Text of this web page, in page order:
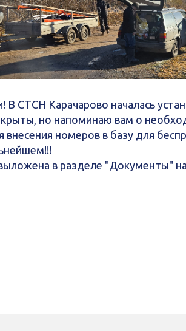
В СТСН Карачарово началась
но напоминаю вам о
номеров в базу для
в разделе "Документы"